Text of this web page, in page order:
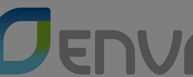
de Babilafuente producirá también fertilizantes y biometano